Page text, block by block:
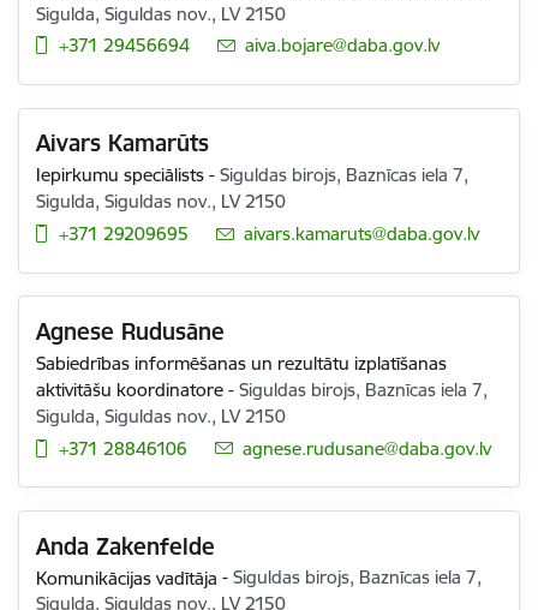
Sigulda, Siguldas nov., LV 2150
+371 29456694
E-pasts:
aiva.bojare@daba.gov.lv
Aivars Kamarūts
Iepirkumu speciālists -Siguldas birojs, Baznīcas iela 7,
Sigulda, Siguldas nov., LV 2150
+371 29209695
E-pasts:
aivars.kamaruts@daba.gov.lv
Agnese Rudusāne
Sabiedrības informēšanas un rezultātu izplatīšanas
aktivitāšu koordinatore -Siguldas birojs, Baznīcas iela 7,
Sigulda, Siguldas nov., LV 2150
+371 28846106
E-pasts:
agnese.rudusane@daba.gov.lv
Anda Zakenfelde
Komunikācijas vadītāja -Siguldas birojs, Baznīcas iela 7,
Sigulda, Siguldas nov., LV 2150